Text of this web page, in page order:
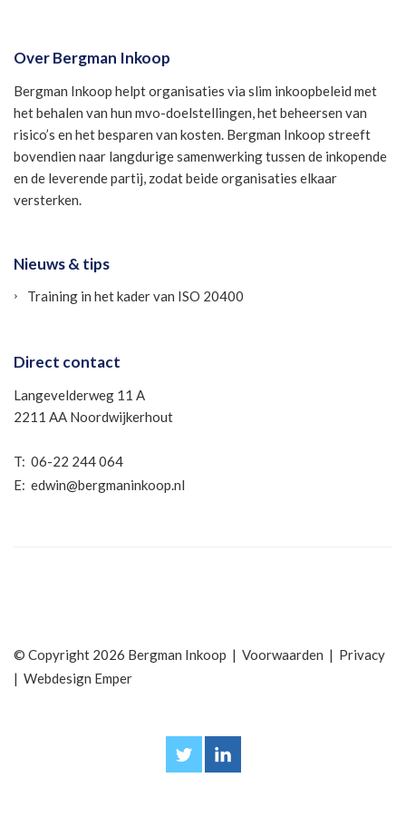
Over Bergman Inkoop
Bergman Inkoop helpt organisaties via slim inkoopbeleid met
het behalen van hun mvo-doelstellingen, het beheersen van
risico’s en het besparen van kosten. Bergman Inkoop streeft
bovendien naar langdurige samenwerking tussen de inkopende
en de leverende partij, zodat beide organisaties elkaar
versterken.
Nieuws & tips
Training in het kader van ISO 20400
Direct contact
Langevelderweg 11 A
2211 AA Noordwijkerhout
T: 06-22 244 064
E: edwin@bergmaninkoop.nl
© Copyright 2026 Bergman Inkoop | Voorwaarden | Privacy
| Webdesign Emper